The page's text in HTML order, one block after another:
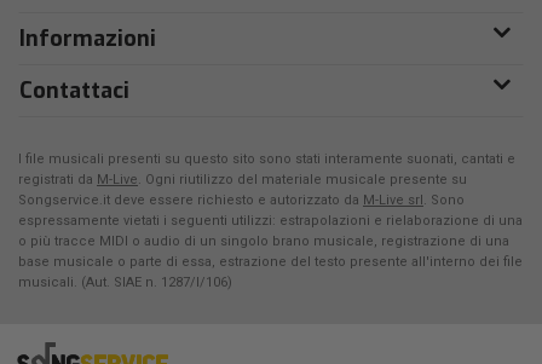
Informazioni
Contattaci
I file musicali presenti su questo sito sono stati interamente suonati, cantati e
registrati da M-Live. Ogni riutilizzo del materiale musicale presente su
Songservice.it deve essere richiesto e autorizzato da M-Live srl. Sono
espressamente vietati i seguenti utilizzi: estrapolazioni e rielaborazione di una
o più tracce MIDI o audio di un singolo brano musicale, registrazione di una
base musicale o parte di essa, estrazione del testo presente all'interno dei file
musicali. (Aut. SIAE n. 1287/I/106)